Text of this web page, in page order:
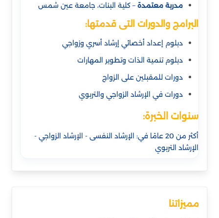
مدربة معتمدة – كلية البنات، جامعة عين شمس
البرامج والدورات التى قدمتها:
دبلوم إعداد أخصائي إرشاد أسري وزواجي
دبلوم تنمية الذات وتطوير المهارات
دورات للمقبلين على الزواج
دورات في الإرشاد الزواجي والتربوي
سنوات الخبرة:
أكثر من 20 عامًا في: الإرشاد النفسى - الإرشاد الزواجي -
الإرشاد التربوي
مميزاتنا